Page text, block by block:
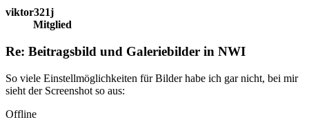
viktor321j
Mitglied
Re: Beitragsbild und Galeriebilder in NWI
So viele Einstellmöglichkeiten für Bilder habe ich gar nicht, bei mir
sieht der Screenshot so aus:
Offline